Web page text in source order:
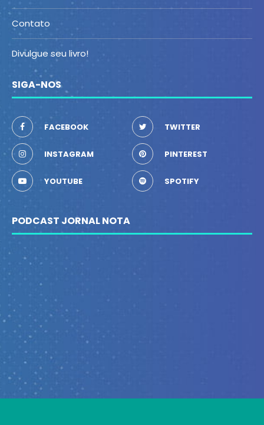
Contato
Divulgue seu livro!
SIGA-NOS
FACEBOOK TWITTER
INSTAGRAM PINTEREST
YOUTUBE SPOTIFY
PODCAST JORNAL NOTA